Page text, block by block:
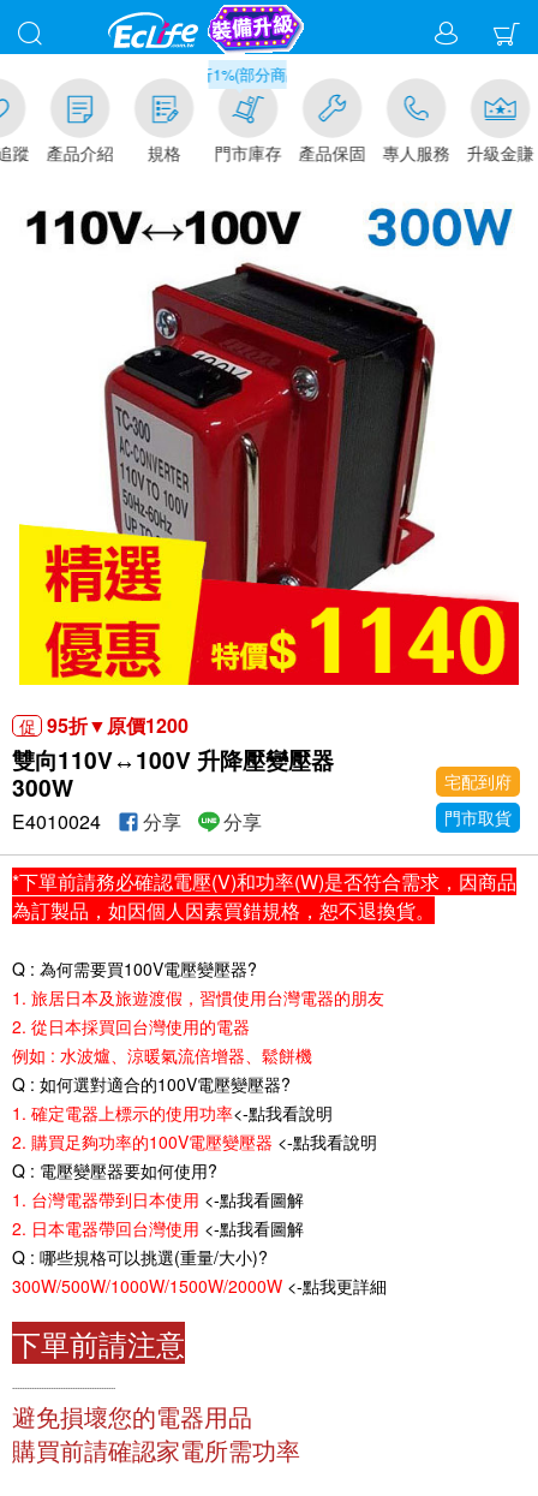
蹤 產品介紹 規格
滿千元門市取貨現折1%(部分商品不適用)-請點我看
門市庫存 產品保固 專人服務 升級金賺
促 95折▼原價1200
雙向110V↔100V 升降壓變壓器
300W
宅配到府
門市取貨
E4010024 分享 分享
*下單前請務必確認電壓(V)和功率(W)是否符合需求，因商品
為訂製品，如因個人因素買錯規格，恕不退換貨。
Q : 為何需要買100V電壓變壓器?
1. 旅居日本及旅遊渡假，習慣使用台灣電器的朋友
2. 從日本採買回台灣使用的電器
例如 : 水波爐、涼暖氣流倍增器、鬆餅機
Q : 如何選對適合的100V電壓變壓器?
1. 確定電器上標示的使用功率<-點我看說明
2. 購買足夠功率的100V電壓變壓器 <-點我看說明
Q : 電壓變壓器要如何使用?
1. 台灣電器帶到日本使用 <-點我看圖解
2. 日本電器帶回台灣使用 <-點我看圖解
Q : 哪些規格可以挑選(重量/大小)?
300W/500W/1000W/1500W/2000W <-點我更詳細
下單前請注意
避免損壞您的電器用品
購買前請確認家電所需功率